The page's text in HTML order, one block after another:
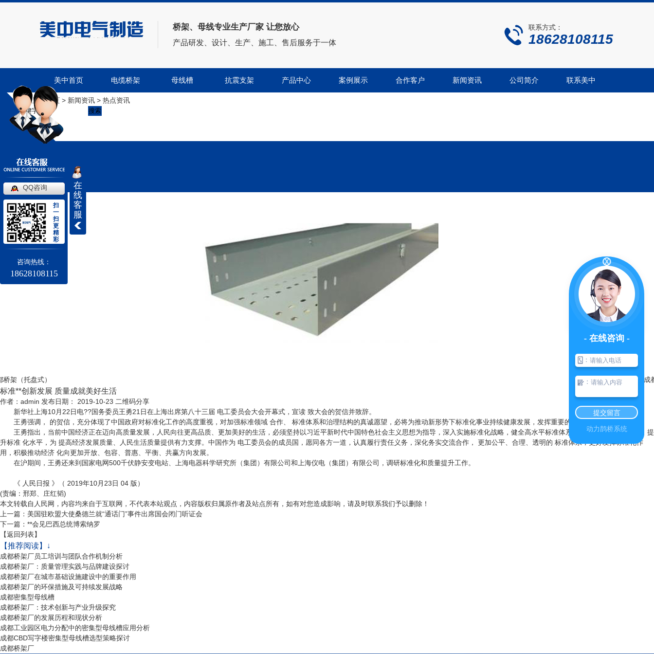
——电缆桥架、母线方案供应商——
桥架、母线专业生产厂家 让您放心
产品研发、设计、生产、施工、售后服务于一体
联系方式：
18628108115
美中首页 电缆桥架 母线槽 抗震支架 产品中心 案例展示 合作客户 新闻资讯 公司简介 联系美中
当前位置：首页 > 新闻资讯 > 热点资讯
搜索
新闻资讯
热点资讯
其他
热门推荐
成都桥架（托盘式）
标准**创新发展 质量成就美好生活
作者：admin 发布日期： 2019-10-23 二维码分享
新华社上海10月22日电??国务委员王勇21日在上海出席第八十三届 电工委员会大会开幕式，宣读 致大会的贺信并致辞。
王勇强调， 的贺信，充分体现了中国政府对标准化工作的高度重视，对加强标准领域 合作、 标准体系和治理结构的真诚愿望，必将为推动新形势下标准化事业持续健康发展，发挥重要的 和促进作用。
王勇指出，当前中国经济正在迈向高质量发展，人民向往更高品质、更加美好的生活，必须坚持以习近平新时代中国特色社会主义思想为指导，深入实施标准化战略，健全高水平标准体系，深化标准化工作改革，提
升标准 化水平，为 提高经济发展质量、人民生活质量提供有力支撑。中国作为 电工委员会的成员国，愿同各方一道，认真履行责任义务，深化务实交流合作， 更加公平、合理、透明的 标准体系，更好发挥标准化作
用，积极推动经济 化向更加开放、包容、普惠、平衡、共赢方向发展。
在沪期间，王勇还来到国家电网500千伏静安变电站、上海电器科学研究所（集团）有限公司和上海仪电（集团）有限公司，调研标准化和质量提升工作。
《 人民日报 》（ 2019年10月23日 04 版）
(责编：邢郑、庄红韬)
本文转载自人民网，内容均来自于互联网，不代表本站观点，内容版权归属原作者及站点所有，如有对您造成影响，请及时联系我们予以删除！
上一篇： 美国驻欧盟大使桑德兰就“通话门”事件出席国会闭门听证会
下一篇： **会见巴西总统博索纳罗
【返回列表】
【推荐阅读】↓
成都桥架厂员工培训与团队合作机制分析
成都桥架厂：质量管理实践与品牌建设探讨
成都桥架厂在城市基础设施建设中的重要作用
成都桥架厂的环保措施及可持续发展战略
成都密集型母线槽
成都桥架厂：技术创新与产业升级探究
成都桥架厂的发展历程和现状分析
成都工业园区电力分配中的密集型母线槽应用分析
成都CBD写字楼密集型母线槽选型策略探讨
成都桥架厂
在
线
客
服
QQ咨询
扫
一
扫
更
精
彩
咨询热线：
18628108115
- 在线咨询 -
：
：
提交留言
动力鹊桥系统